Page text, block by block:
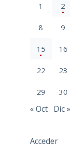
1 2
8 9
15 16
22 23
29 30
« Oct Dic »
Acceder